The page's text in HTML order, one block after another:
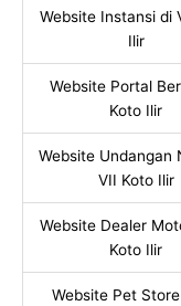
Website Instansi di
Ilir
Website Portal
Koto Ilir
Website Undangan
VII Koto Ilir
Website Dealer
Koto Ilir
Website Pet